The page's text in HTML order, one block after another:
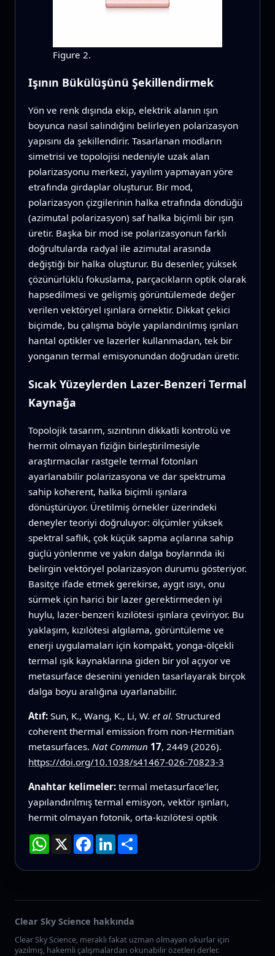
Figure 2.
Işının Bükülüşünü Şekillendirmek
Yön ve renk dışında ekip, elektrik alanın ışın
boyunca nasıl salındığını belirleyen polarizasyon
yapısını da şekillendirir. Tasarlanan modların
simetrisi ve topolojisi nedeniyle uzak alan
polarizasyonu merkezi, yayılım yapmayan yöre
etrafında girdaplar oluşturur. Bir mod,
polarizasyon çizgilerinin halka etrafında döndüğü
(azimutal polarizasyon) saf halka biçimli bir ışın
üretir. Başka bir mod ise polarizasyonun farklı
doğrultularda radyal ile azimutal arasında
değiştiği bir halka oluşturur. Bu desenler, yüksek
çözünürlüklü fokuslama, parçacıkların optik olarak
hapsedilmesi ve gelişmiş görüntülemede değer
verilen vektöryel ışınlara örnektir. Dikkat çekici
biçimde, bu çalışma böyle yapılandırılmış ışınları
hantal optikler ve lazerler kullanmadan, tek bir
yonganın termal emisyonundan doğrudan üretir.
Sıcak Yüzeylerden Lazer‑Benzeri Termal
Kaynağa
Topolojik tasarım, sızıntının dikkatli kontrolü ve
hermit olmayan fiziğin birleştirilmesiyle
araştırmacılar rastgele termal fotonları
ayarlanabilir polarizasyona ve dar spektruma
sahip koherent, halka biçimli ışınlara
dönüştürüyor. Üretilmiş örnekler üzerindeki
deneyler teoriyi doğruluyor: ölçümler yüksek
spektral saflık, çok küçük sapma açılarına sahip
güçlü yönlenme ve yakın dalga boylarında iki
belirgin vektöryel polarizasyon durumu gösteriyor.
Basitçe ifade etmek gerekirse, aygıt ısıyı, onu
sürmek için harici bir lazer gerektirmeden iyi
huylu, lazer‑benzeri kızılötesi ışınlara çeviriyor. Bu
yaklaşım, kızılötesi algılama, görüntüleme ve
enerji uygulamaları için kompakt, yonga‑ölçekli
termal ışık kaynaklarına giden bir yol açıyor ve
metasurface desenini yeniden tasarlayarak birçok
dalga boyu aralığına uyarlanabilir.
Atıf: Sun, K., Wang, K., Li, W. et al. Structured
coherent thermal emission from non-Hermitian
metasurfaces. Nat Commun 17, 2449 (2026).
https://doi.org/10.1038/s41467-026-70823-3
Anahtar kelimeler: termal metasurface’ler,
yapılandırılmış termal emisyon, vektör ışınları,
hermit olmayan fotonik, orta‑kızılötesi optik
WhatsApp
X Facebook
LinkedInPaylaş
Clear Sky Science hakkında
Clear Sky Science, meraklı fakat uzman olmayan okurlar için
yazılmış, hakemli çalışmalardan okunabilir özetleri derler.